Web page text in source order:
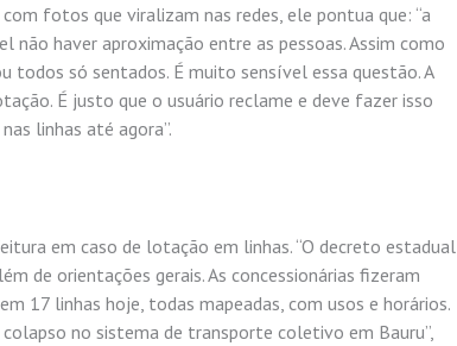
fotos que viralizam nas redes, ele pontua que: “a
haver aproximação entre as pessoas. Assim como
todos só sentados. É muito sensível essa questão. A
É justo que o usuário reclame e deve fazer isso
linhas até agora”.
em caso de lotação em linhas. “O decreto estadual
de orientações gerais. As concessionárias fizeram
17 linhas hoje, todas mapeadas, com usos e horários.
no sistema de transporte coletivo em Bauru”,